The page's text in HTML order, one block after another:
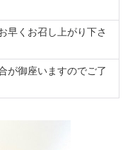
早くお召し上がり下さ
が御座いますのでご了